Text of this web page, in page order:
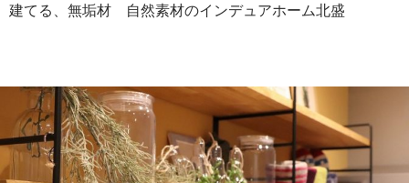
建てる、無垢材 自然素材のインデュアホーム北盛